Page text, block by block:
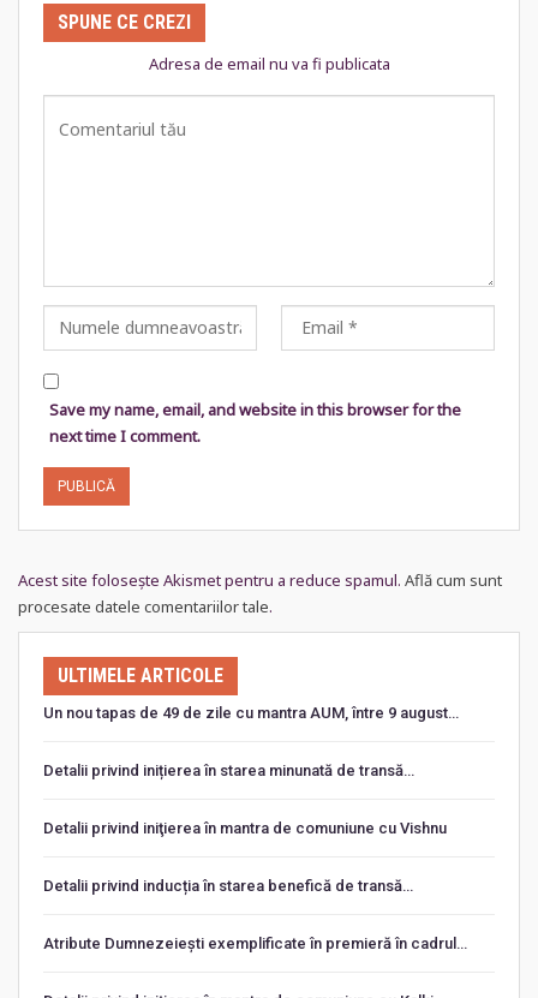
SPUNE CE CREZI
Adresa de email nu va fi publicata
Save my name, email, and website in this browser for the
next time I comment.
Acest site folosește Akismet pentru a reduce spamul. Află cum sunt
procesate datele comentariilor tale.
ULTIMELE ARTICOLE
Un nou tapas de 49 de zile cu mantra AUM, între 9 august…
Detalii privind inițierea în starea minunată de transă…
Detalii privind iniţierea în mantra de comuniune cu Vishnu
Detalii privind inducția în starea benefică de transă…
Atribute Dumnezeiești exemplificate în premieră în cadrul…